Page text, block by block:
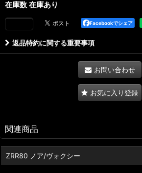
在庫数 在庫あり
Facebookでシェア
返品特約に関する重要事項
お問い合わせ
お気に入り登録
関連商品
ZRR80 ノア/ヴォクシー